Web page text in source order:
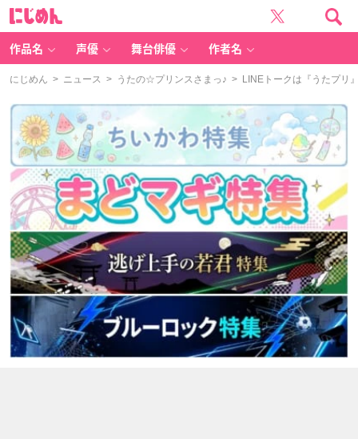
作品名 声優 舞台俳優 作者名
にじめん > ニュース > うたの☆プリンスさまっ♪ > LINEトークは『うたプリ